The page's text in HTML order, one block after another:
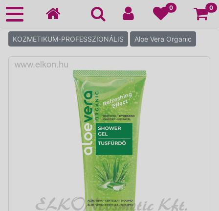
0 0
KOZMETIKUM-PROFESSZIONÁLIS Aloe Vera Organic